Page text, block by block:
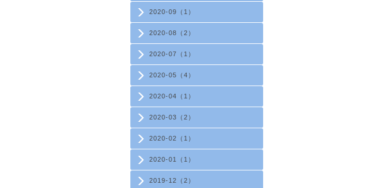
2020-09（1）
2020-08（2）
2020-07（1）
2020-05（4）
2020-04（1）
2020-03（2）
2020-02（1）
2020-01（1）
2019-12（2）